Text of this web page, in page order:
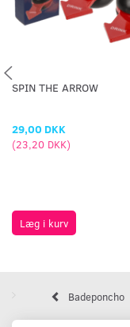
SPIN THE ARROW
29,00 DKK
(23,20 DKK)
Læg i kurv
Badeponcho